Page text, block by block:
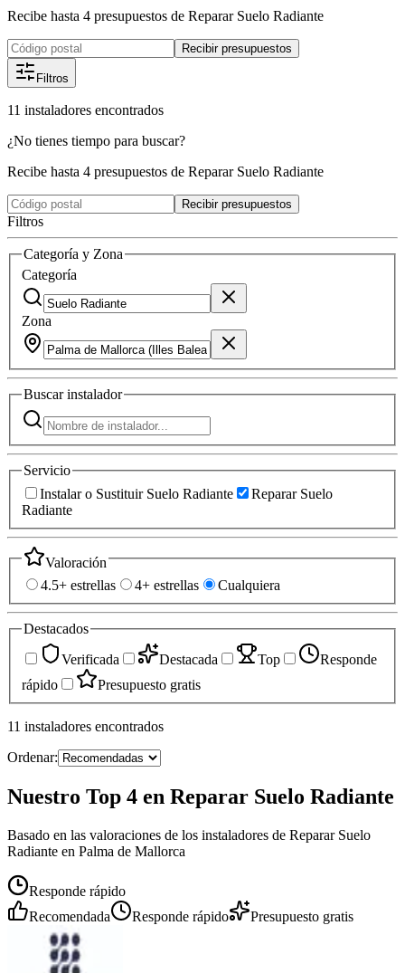
Recibe hasta 4 presupuestos de Reparar Suelo Radiante
Recibir presupuestos
Filtros
11 instaladores encontrados
¿No tienes tiempo para buscar?
Recibe hasta 4 presupuestos de Reparar Suelo Radiante
Recibir presupuestos
Filtros
Categoría y Zona
Categoría
Zona
Buscarinstalador
Servicio
Instalar o Sustituir Suelo Radiante
Reparar Suelo
Radiante
Valoración
4.5+ estrellas
4+ estrellas Cualquiera
Destacados
Verificada
Destacada Top
Responde
rápido
Presupuesto gratis
11 instaladores encontrados
Ordenar:
Nuestro Top 4 en Reparar Suelo Radiante
Basado en las valoraciones de los instaladores de Reparar Suelo
Radiante en Palma de Mallorca
Responde rápido
Recomendada
Responde rápido Presupuesto gratis